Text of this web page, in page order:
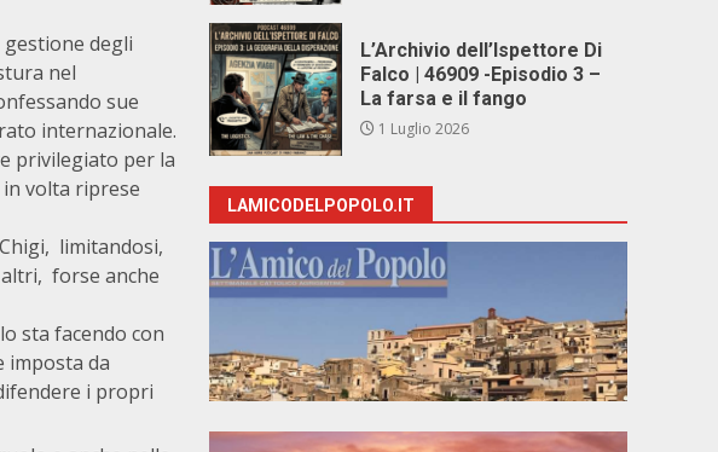
degli
nel
sue
internazionale.
privilegiato per la
volta riprese
limitandosi,
forse anche
sta facendo con
imposta da
i propri
L’Archivio dell’Ispettore Di
Falco | 46909 -Episodio 3 –
La farsa e il fango
1 Luglio 2026
LAMICODELPOPOLO.IT